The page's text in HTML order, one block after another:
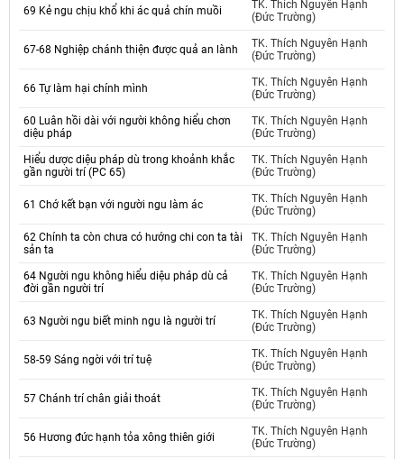
69 Kẻ ngu chịu khổ khi ác quả chín muồi
TK. Thích Nguyên Hạnh
(Đức Trường)
67-68 Nghiệp chánh thiện được quả an lành
TK. Thích Nguyên Hạnh
(Đức Trường)
66 Tự làm hại chính mình
TK. Thích Nguyên Hạnh
(Đức Trường)
60 Luân hồi dài với người không hiểu chơn
diệu pháp
TK. Thích Nguyên Hạnh
(Đức Trường)
Hiểu dược diệu pháp dù trong khoảnh khắc
gần người trí (PC 65)
TK. Thích Nguyên Hạnh
(Đức Trường)
61 Chớ kết bạn với người ngu làm ác
TK. Thích Nguyên Hạnh
(Đức Trường)
62 Chính ta còn chưa có hướng chi con ta tài
sản ta
TK. Thích Nguyên Hạnh
(Đức Trường)
64 Người ngu không hiểu diệu pháp dù cả
đời gần người trí
TK. Thích Nguyên Hạnh
(Đức Trường)
63 Người ngu biết minh ngu là người trí
TK. Thích Nguyên Hạnh
(Đức Trường)
58-59 Sáng ngời với trí tuệ
TK. Thích Nguyên Hạnh
(Đức Trường)
57 Chánh trí chân giải thoát
TK. Thích Nguyên Hạnh
(Đức Trường)
56 Hương đức hạnh tỏa xông thiên giới
TK. Thích Nguyên Hạnh
(Đức Trường)